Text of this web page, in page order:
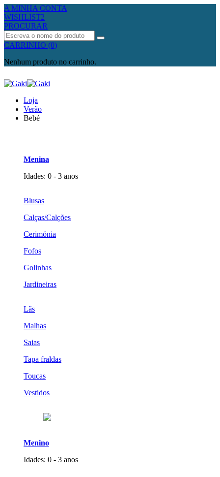
A MINHA CONTA
WISHLIST2
PROCURAR
Procurar
CARRINHO (0)
Nenhum produto no carrinho.
Loja
Verão
Bebé
Menina
Idades: 0 - 3 anos
Blusas
Calças/Calções
Cerimónia
Fofos
Golinhas
Jardineiras
Lãs
Malhas
Saias
Tapa fraldas
Toucas
Vestidos
Menino
Idades: 0 - 3 anos